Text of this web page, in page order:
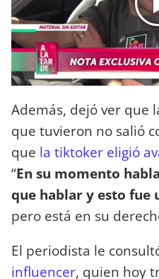
Además, dejó ver que
que tuvieron no salió
que la tiktoker eligió
“En su momento
que hablar y esto fue
pero está en su
El periodista le
influencer, quien hoy